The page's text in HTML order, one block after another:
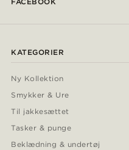
KATEGORIER
Ny Kollektion
Smykker & Ure
Til jakkesættet
Tasker & punge
Beklædning & undertøj